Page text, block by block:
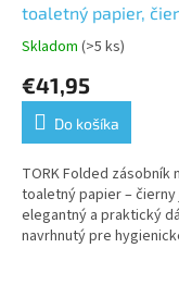
toaletný papier,
plast, systém T3
Priemerné
produktu
5,0
5
hviezdičiek.
Skladom (>5 ks)
€41,95
Do košíka
TORK Folded zásobník
toaletný papier – čierny
elegantný a praktický
navrhnutý pre